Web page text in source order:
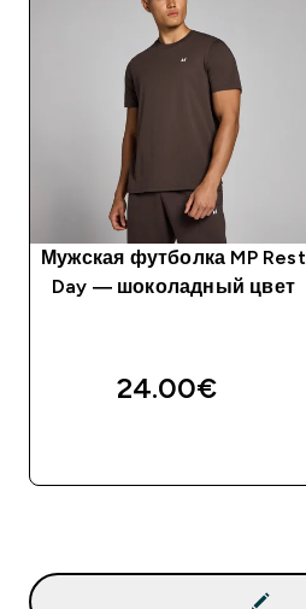
Мужская футболка MP Rest
Day — шоколадный цвет
24.00€‎